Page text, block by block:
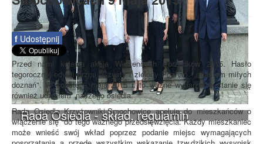
Rada Osiedla - skład, regulamin
f Udostępnij
Przed nami kolejna akcja Wiosennych Porządków 2015. Hasło
tegorocznej edycji brzmi "Czysty i zielony Poznań - miastem miłych
doznań". W sobotę 9 maja 2015 r. to ważne wydarzenie stanie się
również udziałem naszego osiedla.
Rada Osiedla Krzyżowniki-Smochowice apeluje do mieszkańców o
włączenie się do tego ważnego przedsięwzięcia. Każdy mieszkaniec
może wnieść swój wkład poprzez podanie miejsc wymagających